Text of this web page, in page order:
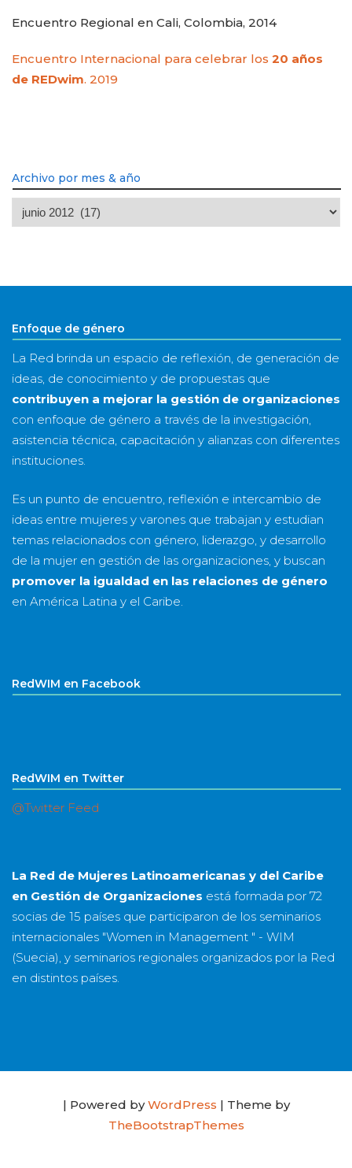
Encuentro Regional en Cali, Colombia, 2014
Encuentro Internacional para celebrar los 20 años
de REDwim. 2019
Archivo por mes & año
Archivo
por
año
Enfoque de género
La Red brinda un espacio de reflexión, de generación de
ideas, de conocimiento y de propuestas que
contribuyen a mejorar la gestión de organizaciones
con enfoque de género a través de la investigación,
asistencia técnica, capacitación y alianzas con diferentes
instituciones.
Es un punto de encuentro, reflexión e intercambio de
ideas entre mujeres y varones que trabajan y estudian
temas relacionados con género, liderazgo, y desarrollo
de la mujer en gestión de las organizaciones, y buscan
promover la igualdad en las relaciones de género
en América Latina y el Caribe.
RedWIM en Facebook
RedWIM en Twitter
@Twitter Feed
La Red de Mujeres Latinoamericanas y del Caribe
en Gestión de Organizaciones está formada por 72
socias de 15 países que participaron de los seminarios
internacionales "Women in Management " - WIM
(Suecia), y seminarios regionales organizados por la Red
en distintos países.
| Powered byWordPress | Theme by
TheBootstrapThemes